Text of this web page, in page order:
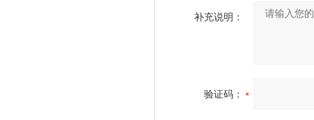
补充说明：
验证码：